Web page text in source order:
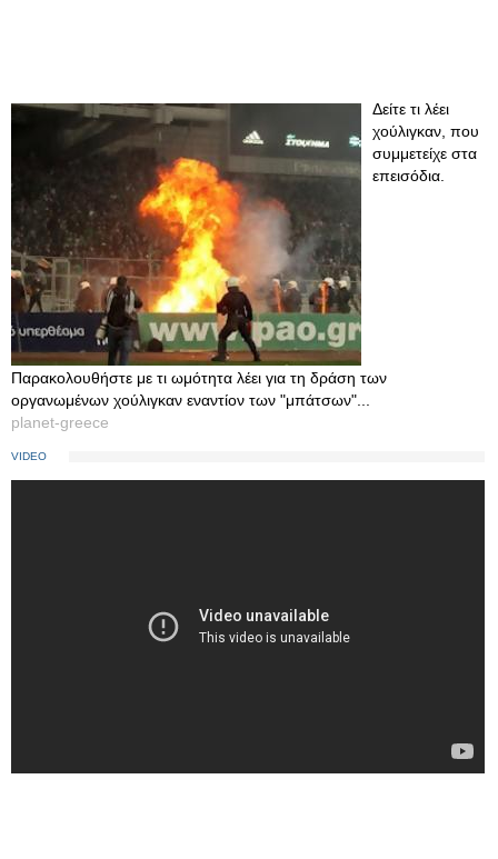
Δείτε τι λέει
χούλιγκαν, που
συμμετείχε στα
επεισόδια.
Παρακολουθήστε με τι ωμότητα λέει για τη δράση των
οργανωμένων χούλιγκαν εναντίον των "μπάτσων"...
planet-greece
VIDEO